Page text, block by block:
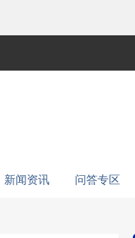
新闻资讯 问答专区